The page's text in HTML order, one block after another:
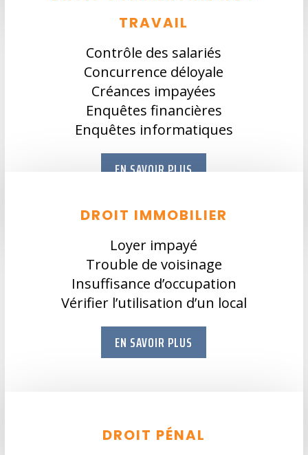
TRAVAIL
Contrôle des salariés
Concurrence déloyale
Créances impayées
Enquêtes financières
Enquêtes informatiques
EN SAVOIR PLUS
DROIT IMMOBILIER
Loyer impayé
Trouble de voisinage
Insuffisance d’occupation
Vérifier l’utilisation d’un local
EN SAVOIR PLUS
DROIT PÉNAL